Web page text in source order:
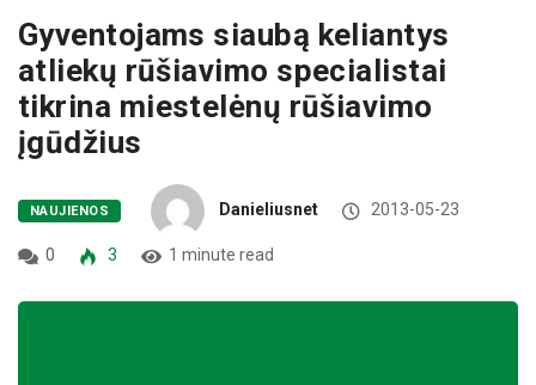
Gyventojams siaubą keliantys
atliekų rūšiavimo specialistai
tikrina miestelėnų rūšiavimo
įgūdžius
NAUJIENOS Danieliusnet 2013-05-23
0 3 1 minute read